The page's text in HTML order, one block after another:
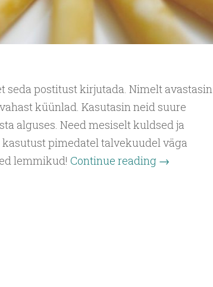
seda postitust kirjutada. Nimelt avastasin
küünlad. Kasutasin neid suure
alguses. Need mesiselt kuldsed ja
pimedatel talvekuudel väga
lemmikud! Continue reading →